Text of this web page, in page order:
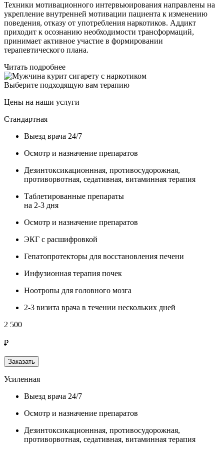
Техники мотивационного интервьюирования направлены на
укрепление внутренней мотивации пациента к изменению
поведения, отказу от употребления наркотиков. Аддикт
приходит к осознанию необходимости трансформаций,
принимает активное участие в формировании
терапевтического плана.
Читать подробнее
Выберите подходящую вам терапию
Цены на наши услуги
Стандартная
Выезд врача 24/7
Осмотр и назначение препаратов
Дезинтоксикационнная, противосудорожная,
противорвотная, седативная, витаминная терапия
Таблетированные препараты
на 2-3 дня
Осмотр и назначение препаратов
ЭКГ с расшифровкой
Гепатопротекторы для восстановления печени
Инфузионная терапия почек
Ноотропы для головного мозга
2-3 визита врача в течении нескольких дней
2 500
₽
Заказать
Усиленная
Выезд врача 24/7
Осмотр и назначение препаратов
Дезинтоксикационнная, противосудорожная,
противорвотная, седативная, витаминная терапия